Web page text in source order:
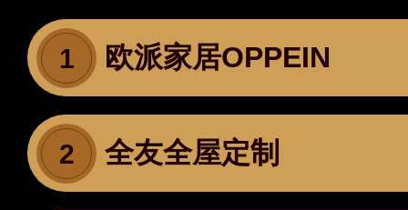
1 欧派家居OPPEIN
2 全友全屋定制